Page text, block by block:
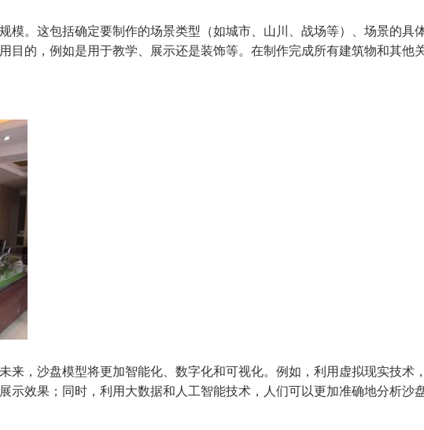
模。这包括确定要制作的场景类型（如城市、山川、战场等）、场景的具
目的，例如是用于教学、展示还是装饰等。在制作完成所有建筑物和其他
来，沙盘模型将更加智能化、数字化和可视化。例如，利用虚拟现实技术
示效果；同时，利用大数据和人工智能技术，人们可以更加准确地分析沙